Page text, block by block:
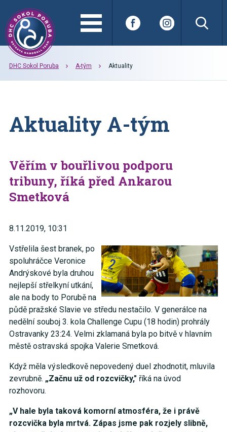
DHC Sokol Poruba A-tým Aktuality
Aktuality A-tým
Věřím v bouřlivou podporu
tribuny, říká před Ankarou
Smetková
8.11.2019, 10:31
Vstřelila šest branek, po
spoluhráčce Veronice
Andrýskové byla druhou
nejlepší střelkyní utkání,
ale na body to Porubě na
půdě pražské Slavie ve středu nestačilo. V generálce na
nedělní souboj 3. kola Challenge Cupu (18 hodin) prohrály
Ostravanky 23:24. Velmi zklamaná byla po bitvě v hlavním
městě ostravská spojka Valerie Smetková.
Když měla výsledkově nepovedený duel zhodnotit, mluvila
zevrubně. „Začnu už od rozcvičky," říká na úvod
rozhovoru.
„V hale byla taková komorní atmosféra, že i právě
rozcvička byla mrtvá. Zápas jsme pak rozjely slibně,